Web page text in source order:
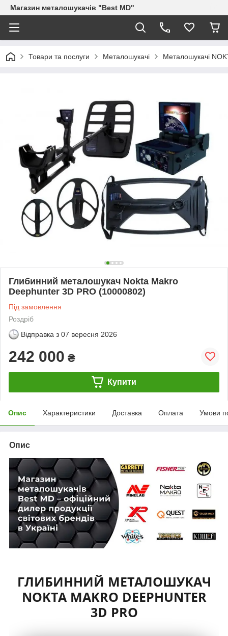
Магазин металошукачів "Best MD"
Товари та послуги Металошукачі Металошукачі
Глибинний металошукач Nokta Makro
Deephunter 3D PRO (10000802)
Під замовлення
Роздріб
Відправка з 07 вересня 2026
242 000 ₴
Купити
Опис Характеристики Доставка Оплата Умови
Опис
ГЛИБИННИЙ МЕТАЛОШУКАЧ
NOKTA MAKRO DEEPHUNTER
3D PRO